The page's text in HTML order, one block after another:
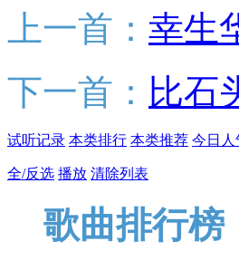
上一首： 幸生
下一首： 比石
试听记录 本类排行 本类推荐 今日人
全/反选 播放 清除列表
歌曲排行榜